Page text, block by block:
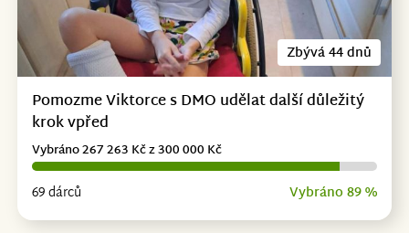
Zbývá 44 dnů
Pomozme Viktorce s DMO udělat další důležitý
krok vpřed
69 dárců Vybráno 89 %
Vybráno 267 263 Kč z 300 000 Kč